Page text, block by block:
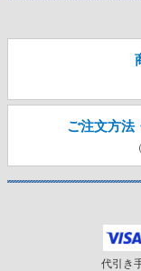
ご注文方法
代引き